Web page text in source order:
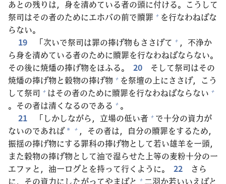
あとの残りは， 身を清めている者の頭に付ける。こうして
祭司はその者のためにエホバの前で贖罪 + を行なわねばな
らない。
19
「次いで祭司は罪の捧げ物もささげて + ， 不浄か
ら身を清めている者のために贖罪を行なわねばならない。
その後に焼燔の捧げ物をほふる。 20 そして祭司はその
焼燔の捧げ物と穀物の捧げ物 + を祭壇の 上にささげ，こう
して祭司 + はその者のために贖罪を行なわねばならない +
。その者は清くなるのである + 。
21
「しかしながら， 立場の低い者 + で十分の資力が
ないのであれば * + ，その者は， 自分の贖罪をするため，
振揺の捧げ物にする罪科の捧げ物として若い雄羊を一頭，
また穀物の捧げ物として油で湿らせた 上等の麦粉十分の一
エファと， 油一ログとを持って行くように。 22
さら
に，その資力にしたがってやまばと + 二羽か若いいえばと